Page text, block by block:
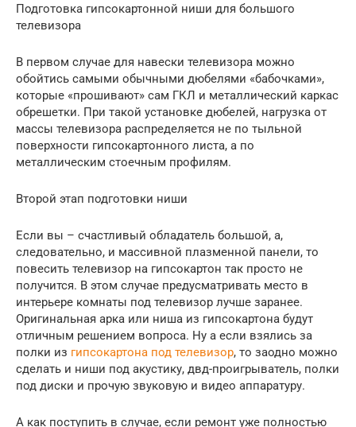
Подготовка гипсокартонной ниши для большого
телевизора
В первом случае для навески телевизора можно
обойтись самыми обычными дюбелями «бабочками»,
которые «прошивают» сам ГКЛ и металлический каркас
обрешетки. При такой установке дюбелей, нагрузка от
массы телевизора распределяется не по тыльной
поверхности гипсокартонного листа, а по
металлическим стоечным профилям.
Второй этап подготовки ниши
Если вы – счастливый обладатель большой, а,
следовательно, и массивной плазменной панели, то
повесить телевизор на гипсокартон так просто не
получится. В этом случае предусматривать место в
интерьере комнаты под телевизор лучше заранее.
Оригинальная арка или ниша из гипсокартона будут
отличным решением вопроса. Ну а если взялись за
полки из гипсокартона под телевизор, то заодно можно
сделать и ниши под акустику, двд-проигрыватель, полки
под диски и прочую звуковую и видео аппаратуру.
А как поступить в случае, если ремонт уже полностью